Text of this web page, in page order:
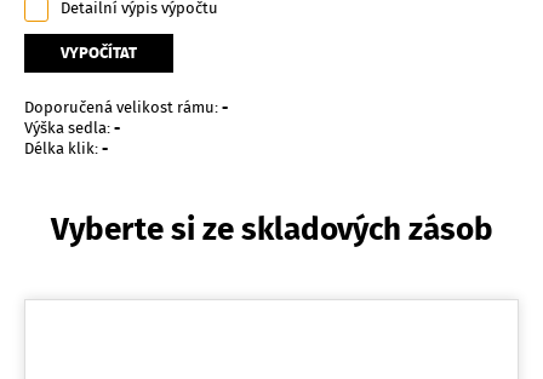
Detailní výpis výpočtu
VYPOČÍTAT
Doporučená velikost rámu:-
Výška sedla:-
Délka klik:-
Vyberte si ze skladových zásob